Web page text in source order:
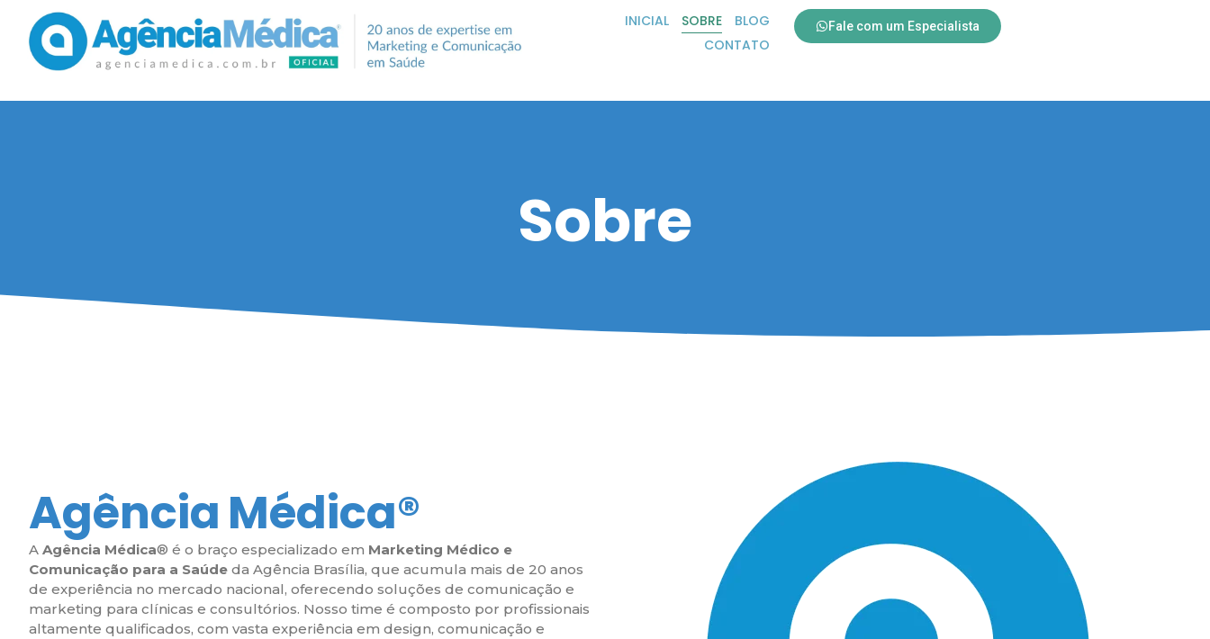
INICIAL SOBRE
BLOG
CONTATO
Fale com um Especialista
Sobre
Agência Médica®
A Agência Médica® é o braço especializado em Marketing Médico e
Comunicação para a Saúde da Agência Brasília, que acumula mais de 20 anos
de experiência no mercado nacional, oferecendo soluções de comunicação e
marketing para clínicas e consultórios. Nosso time é composto por profissionais
altamente qualificados, com vasta experiência em design, comunicação e